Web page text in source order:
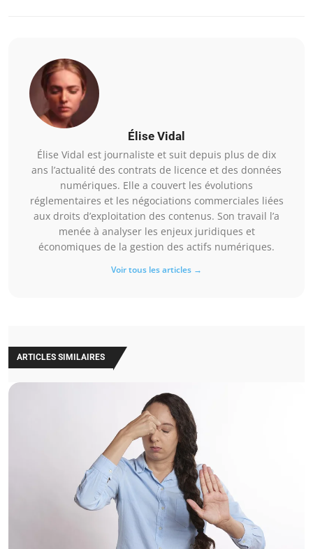
Élise Vidal
Élise Vidal est journaliste et suit depuis plus de dix
ans l’actualité des contrats de licence et des données
numériques. Elle a couvert les évolutions
réglementaires et les négociations commerciales liées
aux droits d’exploitation des contenus. Son travail l’a
menée à analyser les enjeux juridiques et
économiques de la gestion des actifs numériques.
Voir tous les articles →
ARTICLES SIMILAIRES